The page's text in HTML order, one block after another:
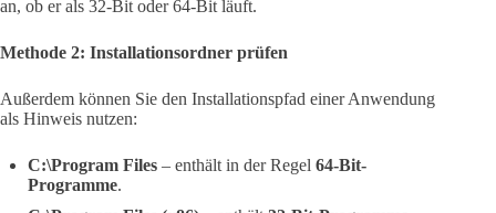
an, ob er als 32-Bit oder 64-Bit läuft.
Methode 2: Installationsordner prüfen
Außerdem können Sie den Installationspfad einer Anwendung
als Hinweis nutzen:
C:\Program Files – enthält in der Regel 64-Bit-
Programme.